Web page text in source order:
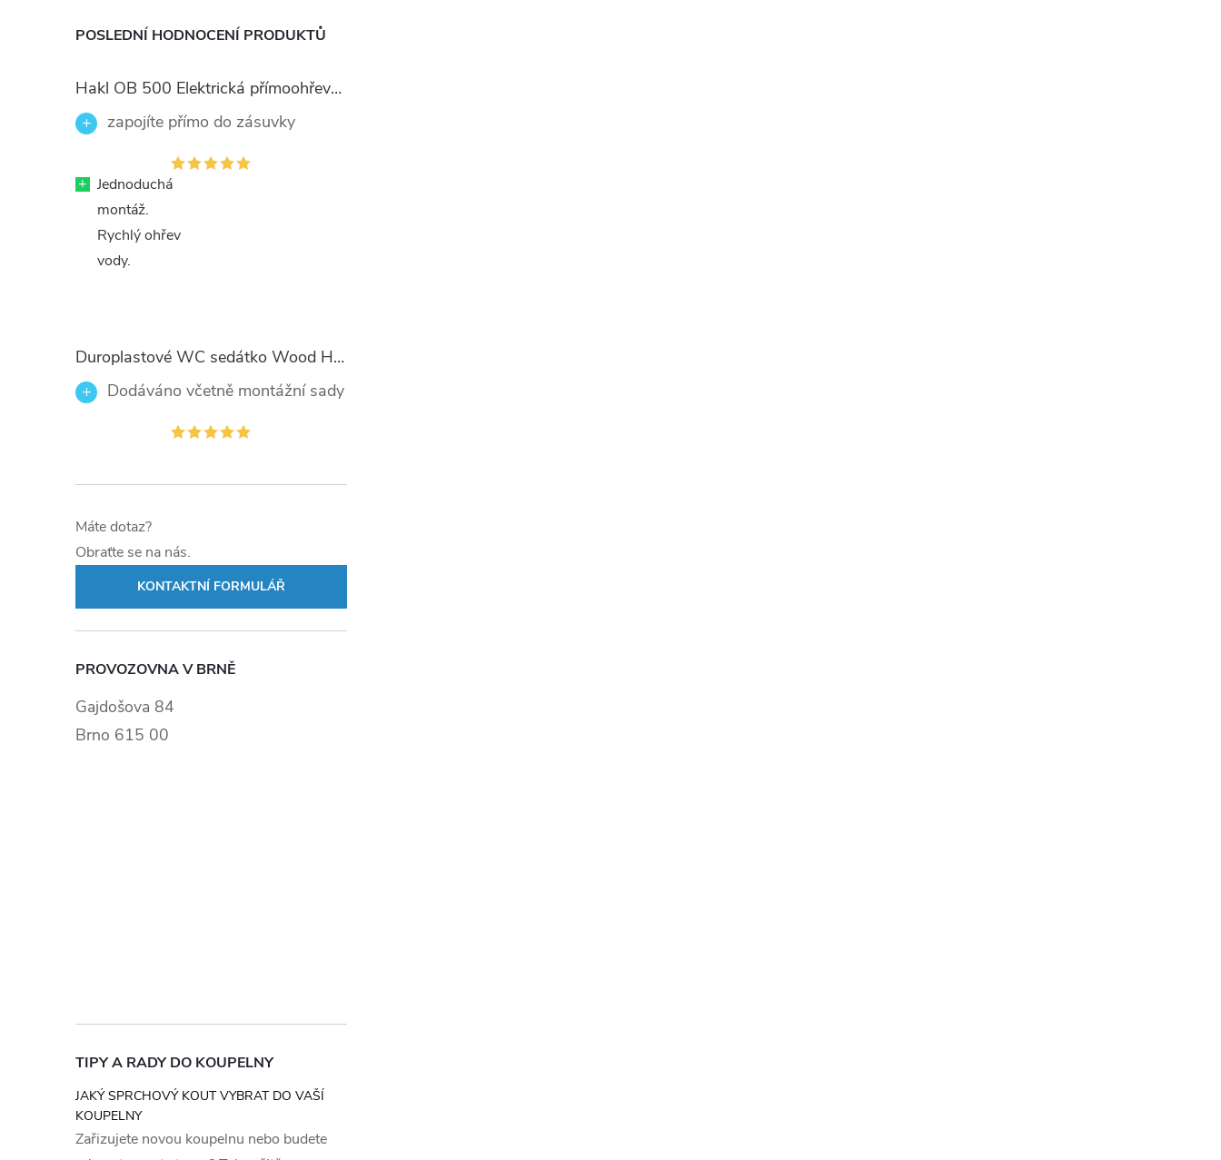
POSLEDNÍ HODNOCENÍ PRODUKTŮ
Hakl OB 500 Elektrická přímoohřevná vodovodní baterie, černé flexi ramínko
zapojíte přímo do zásuvky
+ Jednoduchá
montáž.
Rychlý ohřev
vody.
Duroplastové WC sedátko Wood Heart 82377 se zpomalovacím mechanismem SOFT-CLOSE
Dodáváno včetně montážní sady
Máte dotaz?
Obraťte se na nás.
KONTAKTNÍ FORMULÁŘ
PROVOZOVNA V BRNĚ
Gajdošova 84
Brno 615 00
TIPY A RADY DO KOUPELNY
JAKÝ SPRCHOVÝ KOUT VYBRAT DO VAŠÍ
KOUPELNY
Zařizujete novou koupelnu nebo budete